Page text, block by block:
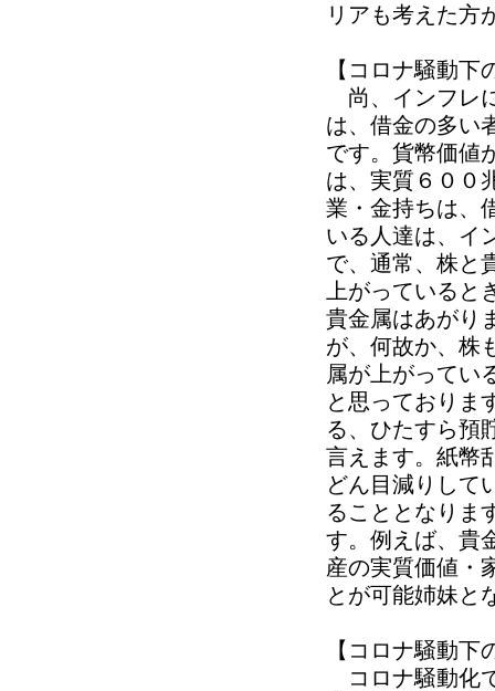
リアも考えた方
【コロナ騒動
尚、インフレ
は、借金の多い
です。貨幣価値
は、実質６００
業・金持ちは、
いる人達は、イ
で、通常、株と
上がっている
貴金属はあがり
が、何故か、株
属が上がってい
と思っておりま
る、ひたすら預
言えます。紙幣
どん目減りして
ることとなりま
す。例えば、貴
産の実質価値・
とが可能姉妹と
【コロナ騒動
コロナ騒動化